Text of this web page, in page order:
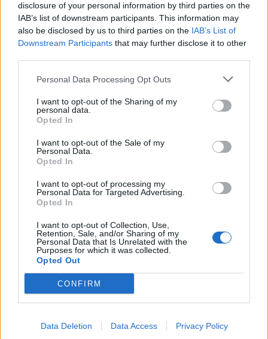
disclosure of your personal information by third parties on the
IAB’s list of downstream participants. This information may
also be disclosed by us to third parties on the IAB’s List of
Downstream Participants that may further disclose it to other
Personal Data Processing Opt Outs
I want to opt-out of the Sharing of my
personal data.
Opted In
I want to opt-out of the Sale of my
Personal Data.
Opted In
I want to opt-out of processing my
Personal Data for Targeted Advertising.
Opted In
I want to opt-out of Collection, Use,
Retention, Sale, and/or Sharing of my
Personal Data that Is Unrelated with the
Purposes for which it was collected.
Opted Out
CONFIRM
Data Deletion Data Access Privacy Policy
Encontro do programa de apoio ao
investimento da diáspora inicia-se hoje
A edição deste ano dos Encontros do Programa Nacional de
Apoio ao Investimento da Diáspora (PNAID) inicia-se hoje em
Ler mais